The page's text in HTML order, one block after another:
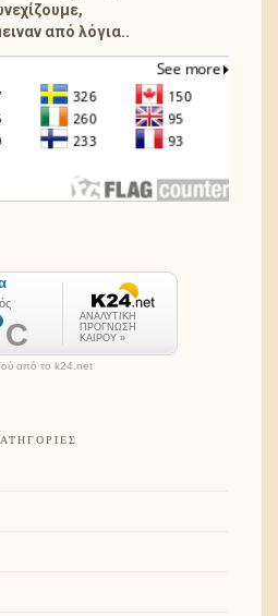
από λόγια..
από το k24.net